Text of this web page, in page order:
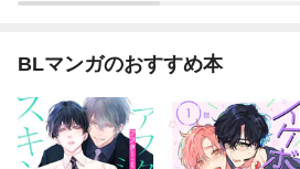
BLマンガのおすすめ本